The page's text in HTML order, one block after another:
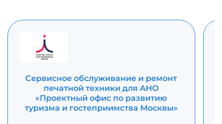
Сервисное обслуживание и ремонт
печатной техники для АНО
«Проектный офис по развитию
туризма и гостеприимства Москвы»